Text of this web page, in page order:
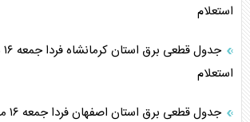
استعلام
استعلام